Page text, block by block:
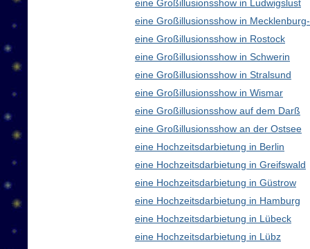
eine Großillusionsshow in Ludwigslust
eine Großillusionsshow in
eine Großillusionsshow in Rostock
eine Großillusionsshow in Schwerin
eine Großillusionsshow in Stralsund
eine Großillusionsshow in Wismar
eine Großillusionsshow auf dem Darß
eine Großillusionsshow an der Ostsee
eine Hochzeitsdarbietung in Berlin
eine Hochzeitsdarbietung in Greifswald
eine Hochzeitsdarbietung in Güstrow
eine Hochzeitsdarbietung in Hamburg
eine Hochzeitsdarbietung in Lübeck
eine Hochzeitsdarbietung in Lübz